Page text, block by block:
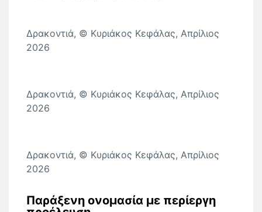
Δρακοντιά, © Κυριάκος Κεφάλας, Απρίλιος
2026
Δρακοντιά, © Κυριάκος Κεφάλας, Απρίλιος
2026
Δρακοντιά, © Κυριάκος Κεφάλας, Απρίλιος
2026
Παράξενη ονομασία με περίεργη